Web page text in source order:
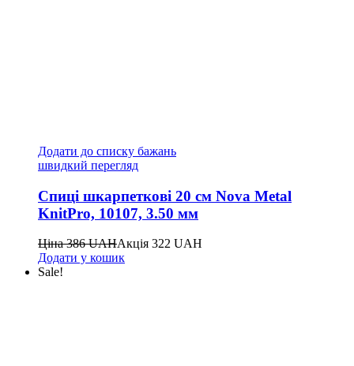
Додати до списку бажань
швидкий перегляд
Спиці шкарпеткові 20 см Nova Metal
KnitPro, 10107, 3.50 мм
Ціна386UAHАкція 322 UAH
Додати у кошик
Sale!